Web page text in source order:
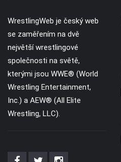
WrestlingWeb je český web
se zaměřením na dvě
největší wrestlingové
společnosti na světě,
kterými jsou WWE® (World
Wrestling Entertainment,
Inc.) a AEW® (All Elite
Wrestling, LLC).